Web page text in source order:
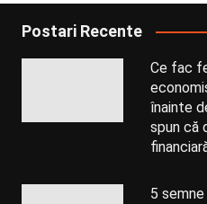
Postari Recente
Ce fac
înainte
spun că
5